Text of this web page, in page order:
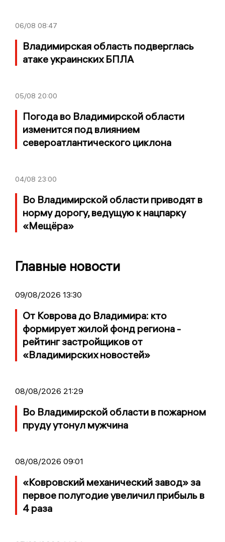
06/08 08:47
Владимирская область подверглась
атаке украинских БПЛА
05/08 20:00
Погода во Владимирской области
изменится под влиянием
североатлантического циклона
04/08 23:00
Во Владимирской области приводят в
норму дорогу, ведущую к нацпарку
«Мещёра»
Главные новости
09/08/2026 13:30
От Коврова до Владимира: кто
формирует жилой фонд региона -
рейтинг застройщиков от
«Владимирских новостей»
08/08/2026 21:29
Во Владимирской области в пожарном
пруду утонул мужчина
08/08/2026 09:01
«Ковровский механический завод» за
первое полугодие увеличил прибыль в
4 раза